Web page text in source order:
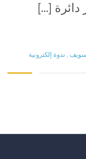
[…]
, ندوة إلكترونية